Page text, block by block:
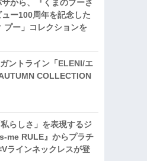
から、『くまのプーさ
ー100周年を記念した
プー」コレクションを
ントライン「ELENI/エ
COLLECTION
らしさ」を表現するジ
me RULE』からプラチ
ラインネックレスが登